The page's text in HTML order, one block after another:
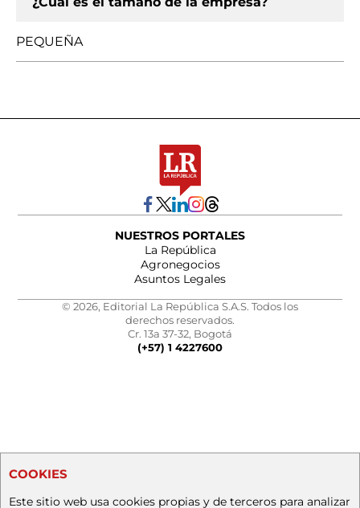
PEQUEÑA
NUESTROS PORTALES
La República
Agronegocios
Asuntos Legales
© 2026, Editorial La República S.A.S. Todos los
derechos reservados.
Cr. 13a 37-32, Bogotá
(+57) 1 4227600
COOKIES
Este sitio web usa cookies propias y de terceros para analizar